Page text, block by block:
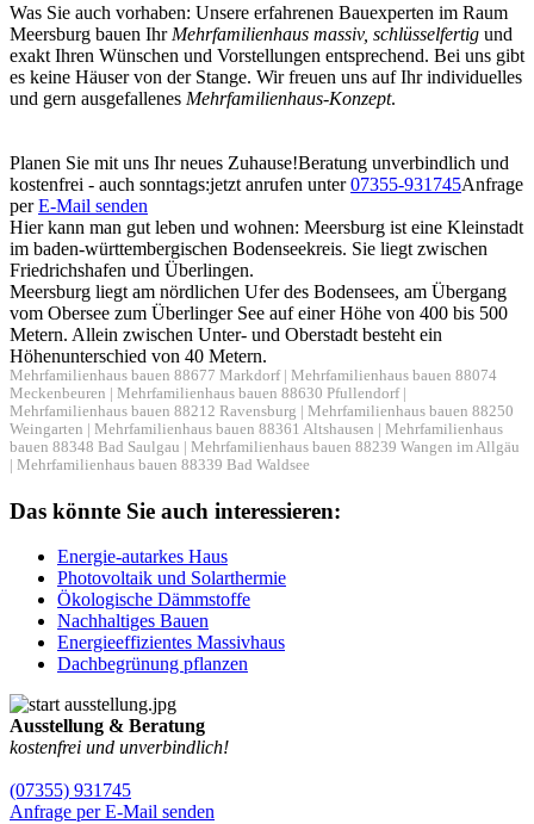
Was Sie auch vorhaben: Unsere erfahrenen Bauexperten im Raum
Meersburg bauen Ihr Mehrfamilienhaus massiv, schlüsselfertig und
exakt Ihren Wünschen und Vorstellungen entsprechend. Bei uns gibt
es keine Häuser von der Stange. Wir freuen uns auf Ihr individuelles
und gern ausgefallenes Mehrfamilienhaus-Konzept.
Planen Sie mit uns Ihr neues Zuhause!Beratung unverbindlich und
kostenfrei - auch sonntags:jetzt anrufen unter07355-931745Anfrage
perE-Mail senden
Hier kann man gut leben und wohnen: Meersburg ist eine Kleinstadt
im baden-württembergischen Bodenseekreis. Sie liegt zwischen
Friedrichshafen und Überlingen.
Meersburg liegt am nördlichen Ufer des Bodensees, am Übergang
vom Obersee zum Überlinger See auf einer Höhe von 400 bis 500
Metern. Allein zwischen Unter- und Oberstadt besteht ein
Höhenunterschied von 40 Metern.
Mehrfamilienhaus bauen 88677 Markdorf| Mehrfamilienhaus bauen 88074
Meckenbeuren | Mehrfamilienhaus bauen 88630 Pfullendorf|
Mehrfamilienhaus bauen 88212 Ravensburg | Mehrfamilienhaus bauen 88250
Weingarten | Mehrfamilienhaus bauen 88361 Altshausen | Mehrfamilienhaus
bauen 88348 Bad Saulgau | Mehrfamilienhaus bauen 88239 Wangen im Allgäu
| Mehrfamilienhaus bauen 88339 Bad Waldsee
Das könnte Sie auch interessieren:
Energie-autarkes Haus
Photovoltaik und Solarthermie
Ökologische Dämmstoffe
Nachhaltiges Bauen
Energieeffizientes Massivhaus
Dachbegrünung pflanzen
Ausstellung & Beratung
kostenfrei und unverbindlich!
(07355) 931745
Anfrage per E-Mail senden